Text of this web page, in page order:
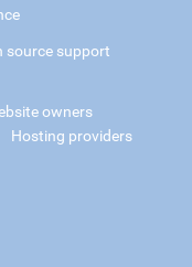
source support
owners
Hosting providers